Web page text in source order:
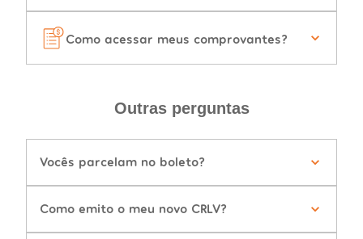
Como acessar meus comprovantes?
Outras perguntas
Vocês parcelam no boleto?
Como emito o meu novo CRLV?